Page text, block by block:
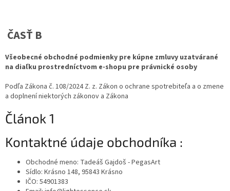
ČASŤ B
Všeobecné obchodné podmienky pre kúpne zmluvy uzatvárané
na diaľku prostredníctvom e-shopu pre právnické osoby
Podľa Zákona č. 108/2024 Z. z. Zákon o ochrane spotrebiteľa a o zmene
a doplnení niektorých zákonov a Zákona
Článok 1
Kontaktné údaje obchodníka :
Obchodné meno: Tadeáš Gajdoš - PegasArt
Sídlo: Krásno 148, 95843 Krásno
IČO: 54901383